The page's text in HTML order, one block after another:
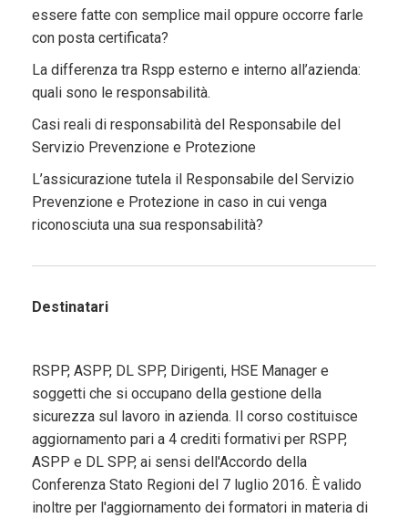
essere fatte con semplice mail oppure occorre farle
con posta certificata?
La differenza tra Rspp esterno e interno all’azienda:
quali sono le responsabilità.
Casi reali di responsabilità del Responsabile del
Servizio Prevenzione e Protezione
L’assicurazione tutela il Responsabile del Servizio
Prevenzione e Protezione in caso in cui venga
riconosciuta una sua responsabilità?
Destinatari
RSPP, ASPP, DL SPP, Dirigenti, HSE Manager e
soggetti che si occupano della gestione della
sicurezza sul lavoro in azienda. Il corso costituisce
aggiornamento pari a 4 crediti formativi per RSPP,
ASPP e DL SPP, ai sensi dell'Accordo della
Conferenza Stato Regioni del 7 luglio 2016. È valido
inoltre per l'aggiornamento dei formatori in materia di